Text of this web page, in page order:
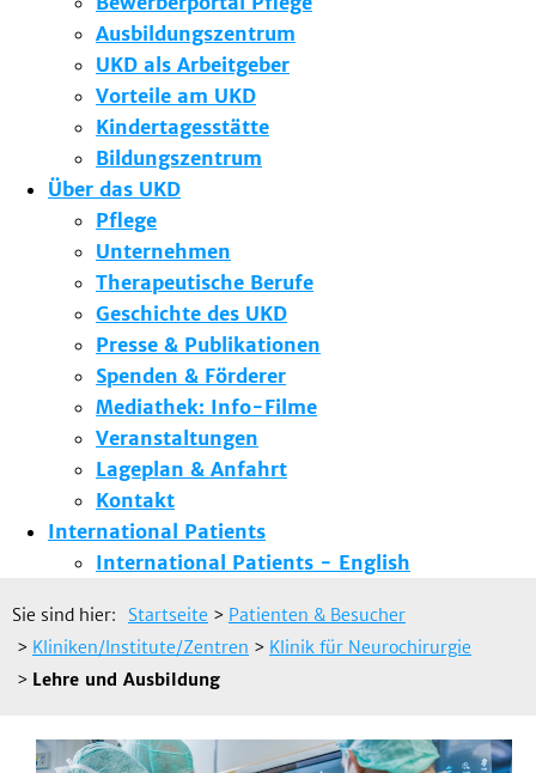
Ausbildungszentrum
UKD als Arbeitgeber
Vorteile am UKD
Kindertagesstätte
Bildungszentrum
Über das UKD
Pflege
Unternehmen
Therapeutische Berufe
Geschichte des UKD
Presse & Publikationen
Spenden & Förderer
Mediathek: Info-Filme
Veranstaltungen
Lageplan & Anfahrt
Kontakt
International Patients
International Patients - English
Sie sind hier: Startseite > Patienten & Besucher
> Kliniken/Institute/Zentren > Klinik für Neurochirurgie
> Lehre und Ausbildung
L